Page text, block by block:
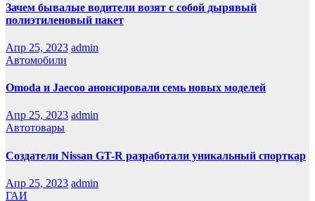
Зачем бывалые водители возят с собой дырявый
полиэтиленовый пакет
Апр 25, 2023 admin
Автомобили
Оmoda и Jaecoo анонсировали семь новых моделей
Апр 25, 2023 admin
Автотовары
Создатели Nissan GT-R разработали уникальный спорткар
Апр 25, 2023 admin
ГАИ